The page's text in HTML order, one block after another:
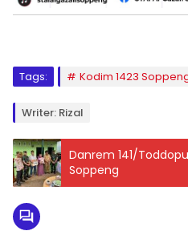
Tags: Kodim 1423
Writer: Rizal
Danrem 141/
Soppeng